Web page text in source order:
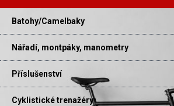
Batohy/Camelbaky
Nářadí, montpáky, manometry
Příslušenství
Cyklistické trenažéry